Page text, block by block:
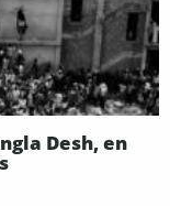
Desh, en